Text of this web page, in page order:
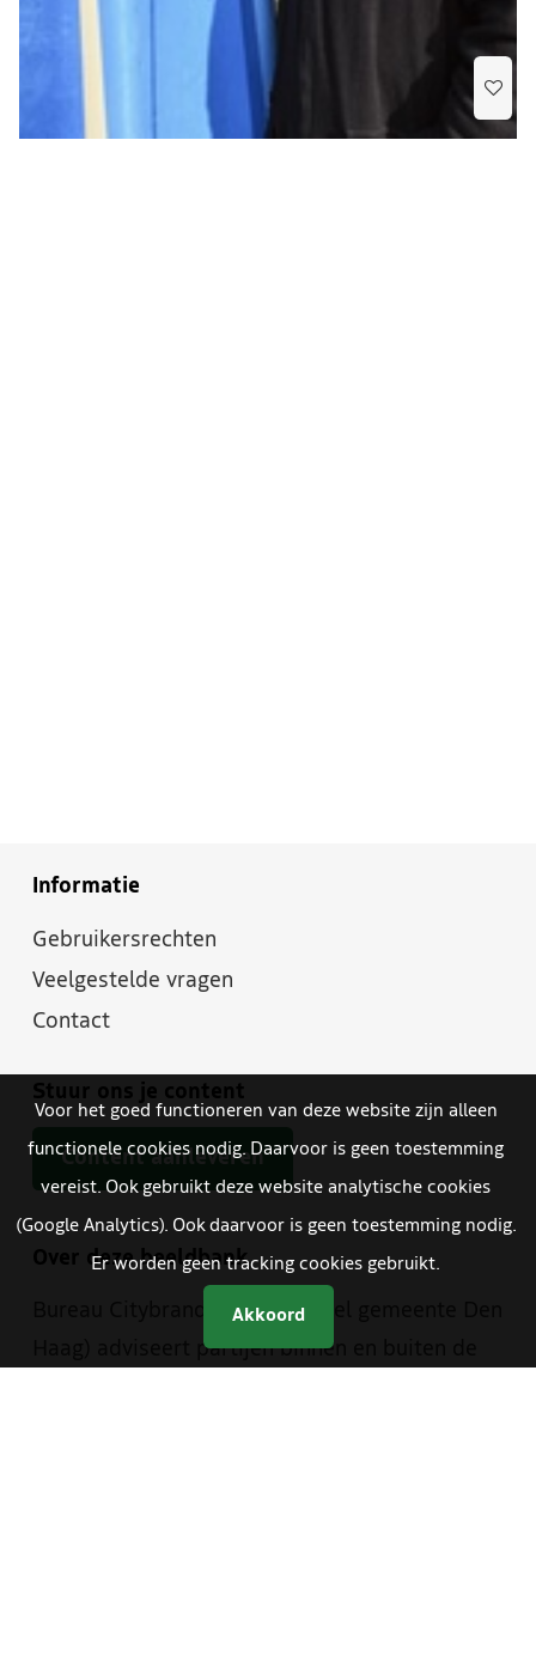
Informatie
Gebruikersrechten
Veelgestelde vragen
Contact
Stuur ons je content
Content aanleveren
Over deze beeldbank
Bureau Citybranding (onderdeel gemeente Den
Haag) adviseert partijen binnen en buiten de
Voor het goed functioneren van deze website zijn alleen
functionele cookies nodig. Daarvoor is geen toestemming
vereist. Ook gebruikt deze website analytische cookies
(Google Analytics). Ook daarvoor is geen toestemming nodig.
Er worden geen tracking cookies gebruikt.
Akkoord